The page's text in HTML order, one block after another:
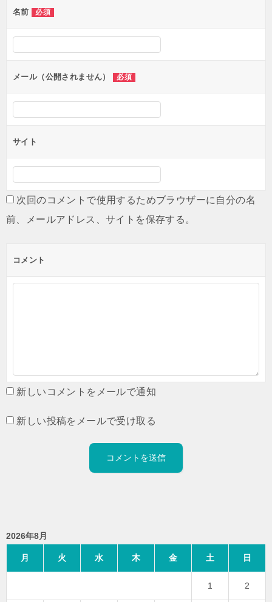
名前 必須
メール（公開されません） 必須
サイト
次回のコメントで使用するためブラウザーに自分の名
前、メールアドレス、サイトを保存する。
コメント
新しいコメントをメールで通知
新しい投稿をメールで受け取る
2026年8月
月 火 水 木 金 土 日
1 2